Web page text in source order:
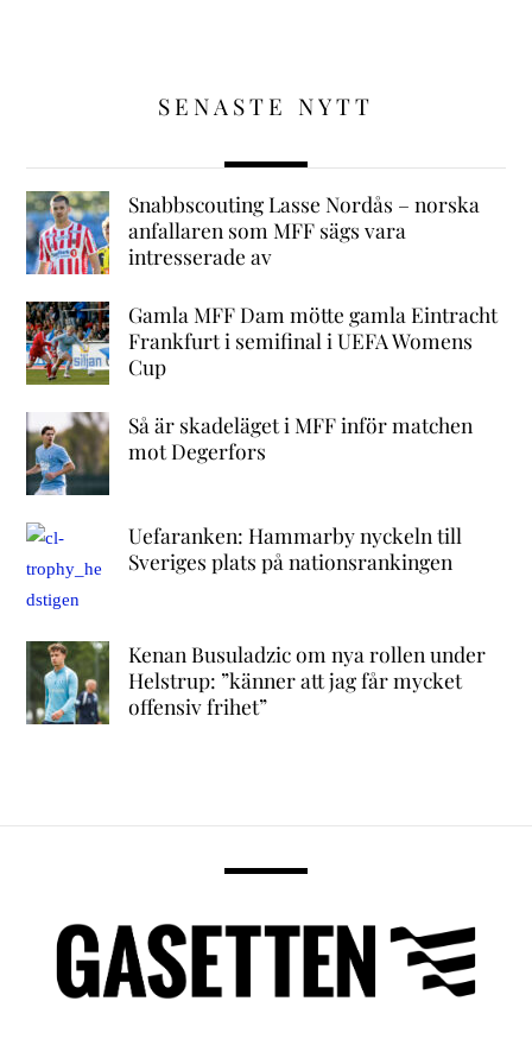
SENASTE NYTT
Snabbscouting Lasse Nordås – norska
anfallaren som MFF sägs vara
intresserade av
Gamla MFF Dam mötte gamla Eintracht
Frankfurt i semifinal i UEFA Womens
Cup
Så är skadeläget i MFF inför matchen
mot Degerfors
Uefaranken: Hammarby nyckeln till
Sveriges plats på nationsrankingen
Kenan Busuladzic om nya rollen under
Helstrup: ”känner att jag får mycket
offensiv frihet”